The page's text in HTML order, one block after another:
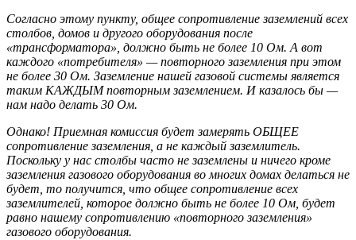
Согласно этому пункту, общее сопротивление заземлений всех
столбов, домов и другого оборудования после
«трансформатора», должно быть не более 10 Ом. А вот
каждого «потребителя» — повторного заземления при этом
не более 30 Ом. Заземление нашей газовой системы является
таким КАЖДЫМ повторным заземлением. И казалось бы —
нам надо делать 30 Ом.
Однако! Приемная комиссия будет замерять ОБЩЕЕ
сопротивление заземления, а не каждый заземлитель.
Поскольку у нас столбы часто не заземлены и ничего кроме
заземления газового оборудования во многих домах делаться не
будет, то получится, что общее сопротивление всех
заземлителей, которое должно быть не более 10 Ом, будет
равно нашему сопротивлению «повторного заземления»
газового оборудования.